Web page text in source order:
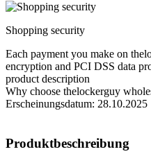
Shopping security
Each payment you make on
encryption and PCI DSS data
product description
Why choose thelockerguy
Erscheinungsdatum: 28.10.2025
Produktbeschreibung